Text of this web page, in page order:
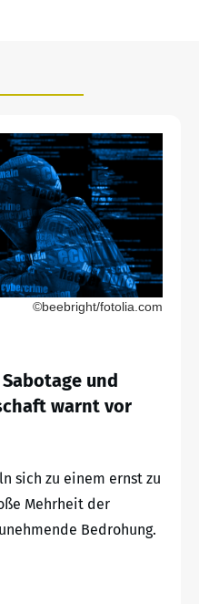
©beebright/fotolia.com
und
warnt vor
sich zu einem ernst zu
Mehrheit der
Bedrohung.